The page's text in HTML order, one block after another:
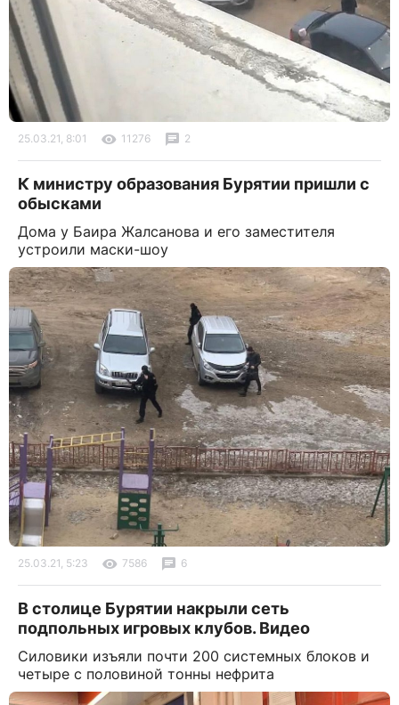
25.03.21, 8:01 11276 2
К министру образования Бурятии пришли с
обысками
Дома у Баира Жалсанова и его заместителя
устроили маски-шоу
25.03.21, 5:23 7586 6
В столице Бурятии накрыли сеть
подпольных игровых клубов. Видео
Силовики изъяли почти 200 системных блоков и
четыре с половиной тонны нефрита